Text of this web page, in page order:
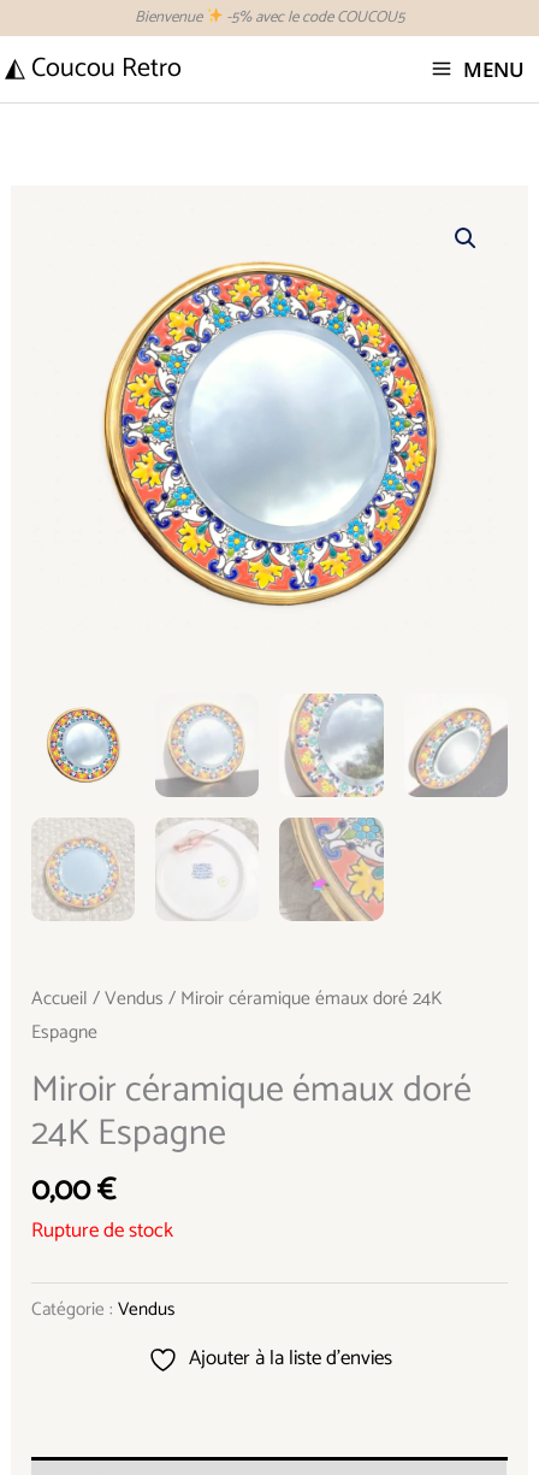
contenu
Bienvenue -5% avec le code COUCOU5
◭ Coucou Retro MENU
Accueil /Vendus / Miroir céramique émaux doré 24K
Espagne
Miroir céramique émaux doré
24K Espagne
0,00€
Rupture de stock
Catégorie :Vendus
Ajouter à la liste d’envies